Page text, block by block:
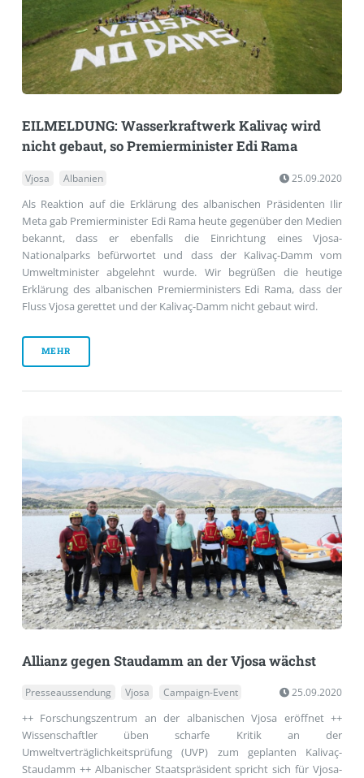
EILMELDUNG: Wasserkraftwerk Kalivaç wird
nicht gebaut, so Premierminister Edi Rama
Vjosa Albanien 25.09.2020
Als Reaktion auf die Erklärung des albanischen Präsidenten Ilir
Meta gab Premierminister Edi Rama heute gegenüber den Medien
bekannt, dass er ebenfalls die Einrichtung eines Vjosa-
Nationalparks befürwortet und dass der Kalivaç-Damm vom
Umweltminister abgelehnt wurde. Wir begrüßen die heutige
Erklärung des albanischen Premierministers Edi Rama, dass der
Fluss Vjosa gerettet und der Kalivaç-Damm nicht gebaut wird.
MEHR
Allianz gegen Staudamm an der Vjosa wächst
Presseaussendung Vjosa Campaign-Event 25.09.2020
++ Forschungszentrum an der albanischen Vjosa eröffnet ++
Wissenschaftler üben scharfe Kritik an der
Umweltverträglichkeitsprüfung (UVP) zum geplanten Kalivaç-
Staudamm ++ Albanischer Staatspräsident spricht sich für Vjosa-